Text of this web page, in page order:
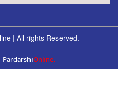
| All rights Reserved.
PardarshiOnline.